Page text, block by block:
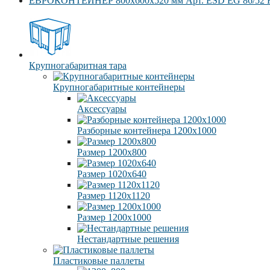
Крупногабаритная тара
Крупногабаритные контейнеры
Аксессуары
Разборные контейнера 1200х1000
Размер 1200х800
Размер 1020х640
Размер 1120х1120
Размер 1200х1000
Нестандартные решения
Пластиковые паллеты